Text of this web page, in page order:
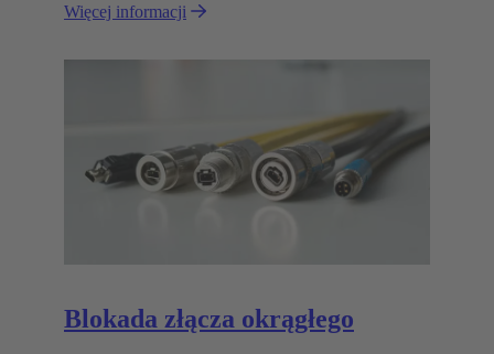
Więcej informacji
Blokada złącza okrągłego